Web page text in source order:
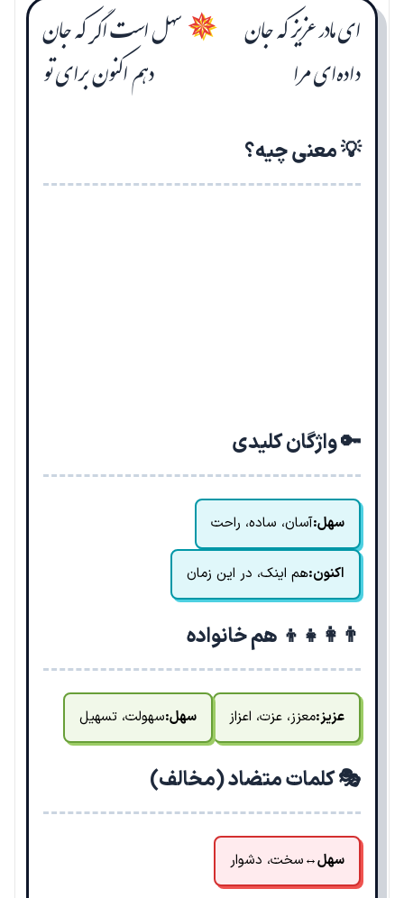
ای مادر عزیز که جان
داده‌ای مرا
✵سهل است اگر که جان
دهم اکنون برای تو
💡 معنی چیه؟
🔑 واژگان کلیدی
سهل:آسان، ساده، راحت
اکنون:هم اینک، در این زمان
👨‍👩‍👧‍👦 هم خانواده
عزیز:معزز، عزت، اعزاز سهل:سهولت، تسهیل
🎭 کلمات متضاد (مخالف)
سهل↔سخت، دشوار